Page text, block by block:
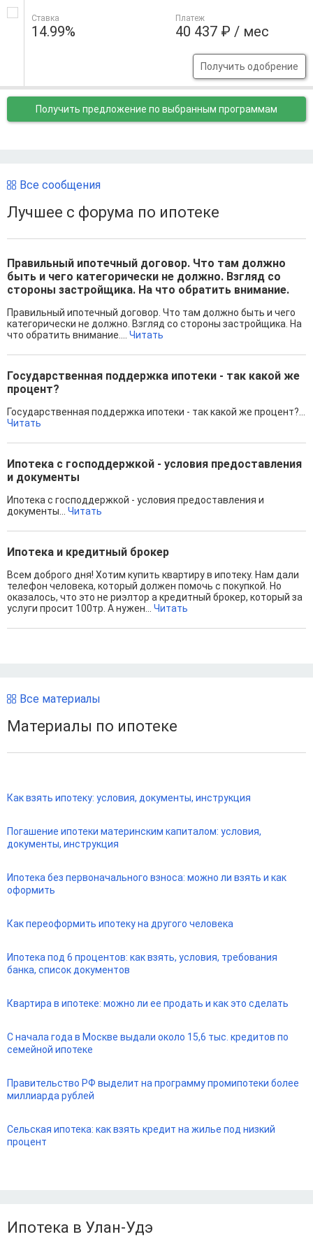
Ставка
14.99%
Платеж
40 437 ₽ / мес
Получить одобрение
Получить предложение по выбранным программам
Все сообщения
Лучшее с форума по ипотеке
Правильный ипотечный договор. Что там должно
быть и чего категорически не должно. Взгляд со
стороны застройщика. На что обратить внимание.
Правильный ипотечный договор. Что там должно быть и чего
категорически не должно. Взгляд со стороны застройщика. На
что обратить внимание.... Читать
Государственная поддержка ипотеки - так какой же
процент?
Государственная поддержка ипотеки - так какой же процент?...
Читать
Ипотека с господдержкой - условия предоставления
и документы
Ипотека с господдержкой - условия предоставления и
документы... Читать
Ипотека и кредитный брокер
Всем доброго дня! Хотим купить квартиру в ипотеку. Нам дали
телефон человека, который должен помочь с покупкой. Но
оказалось, что это не риэлтор а кредитный брокер, который за
услуги просит 100тр. А нужен... Читать
Все материалы
Материалы по ипотеке
Как взять ипотеку: условия, документы, инструкция
Погашение ипотеки материнским капиталом: условия,
документы, инструкция
Ипотека без первоначального взноса: можно ли взять и как
оформить
Как переоформить ипотеку на другого человека
Ипотека под 6 процентов: как взять, условия, требования
банка, список документов
Квартира в ипотеке: можно ли ее продать и как это сделать
С начала года в Москве выдали около 15,6 тыс. кредитов по
семейной ипотеке
Правительство РФ выделит на программу промипотеки более
миллиарда рублей
Сельская ипотека: как взять кредит на жилье под низкий
процент
Ипотека в Улан-Удэ